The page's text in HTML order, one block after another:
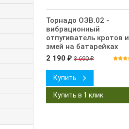
Торнадо ОЗВ.02 -
вибрационный
отпугиватель кротов и
змей на батарейках
2 190 ₽ 3 690₽
Купить